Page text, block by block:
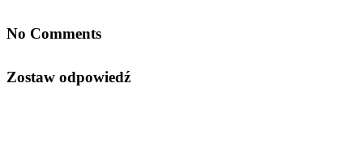
No Comments
Zostaw odpowiedź